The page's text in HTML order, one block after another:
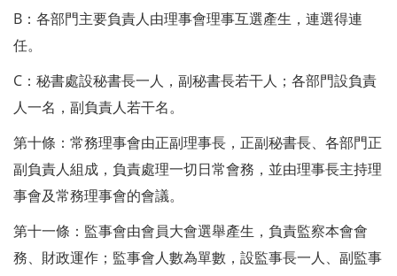
B：各部門主要負責人由理事會理事互選產生，連選得連
任。
C：秘書處設秘書長一人，副秘書長若干人；各部門設負責
人一名，副負責人若干名。
第十條：常務理事會由正副理事長，正副秘書長、各部門正
副負責人組成，負責處理一切日常會務，並由理事長主持理
事會及常務理事會的會議。
第十一條：監事會由會員大會選舉產生，負責監察本會會
務、財政運作；監事會人數為單數，設監事長一人、副監事